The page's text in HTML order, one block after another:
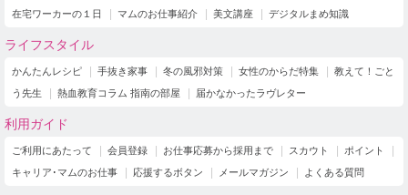
在宅ワーカーの１日
マムのお仕事紹介 美文講座 デジタルまめ知識
ライフスタイル
かんたんレシピ 手抜き家事 冬の風邪対策 女性のからだ特集
教えて！ごと
う先生
熱血教育コラム 指南の部屋 届かなかったラヴレター
利用ガイド
ご利用にあたって 会員登録 お仕事応募から採用まで スカウト
ポイント
キャリア･マムのお仕事
応援するボタン メールマガジン よくある質問